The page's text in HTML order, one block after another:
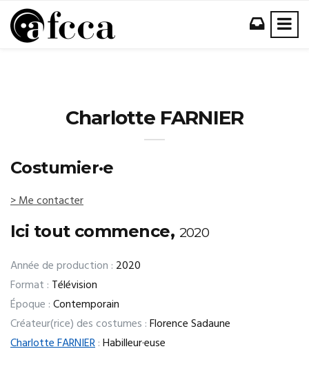
Charlotte FARNIER
Costumier·e
> Me contacter
Ici tout commence, 2020
Année de production : 2020
Format : Télévision
Époque :Contemporain
Créateur(rice) des costumes :Florence Sadaune
Charlotte FARNIER:Habilleur·euse